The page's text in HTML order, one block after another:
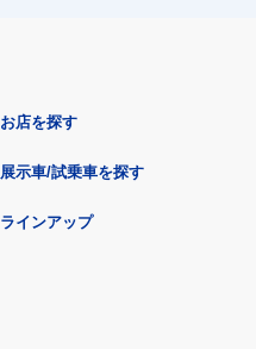
お店を探す
展示車/試乗車を探す
ラインアップ